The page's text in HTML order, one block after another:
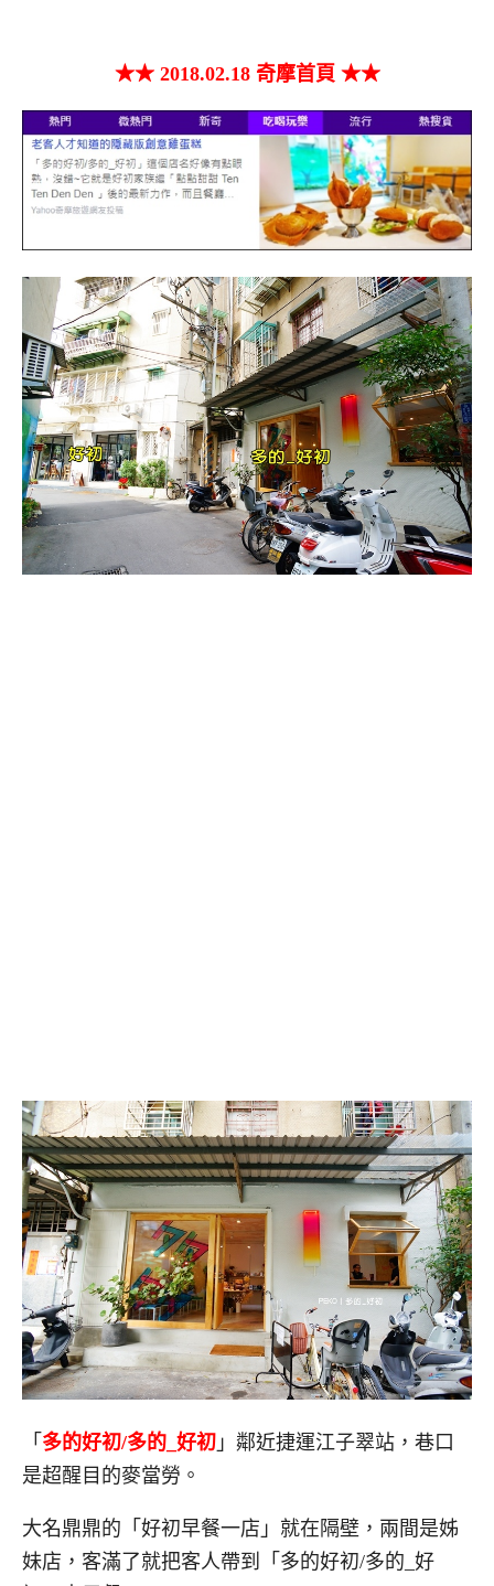
★★ 2018.02.18 奇摩首頁 ★★
「 多的好初/多的_好初 」鄰近捷運江子翠站，巷口
是超醒目的麥當勞。
大名鼎鼎的「好初早餐一店」就在隔壁，兩間是姊
妹店，客滿了就把客人帶到「多的好初/多的_好